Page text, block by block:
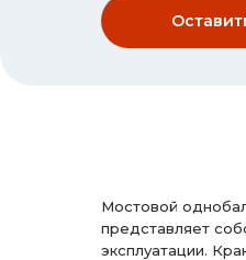
Мостовой
представляет
эксплуатации.